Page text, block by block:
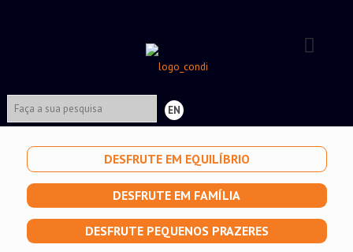
EN
DESFRUTE EM EQUILÍBRIO
DESFRUTE EM FAMÍLIA
DESFRUTE PEQUENOS PRAZERES